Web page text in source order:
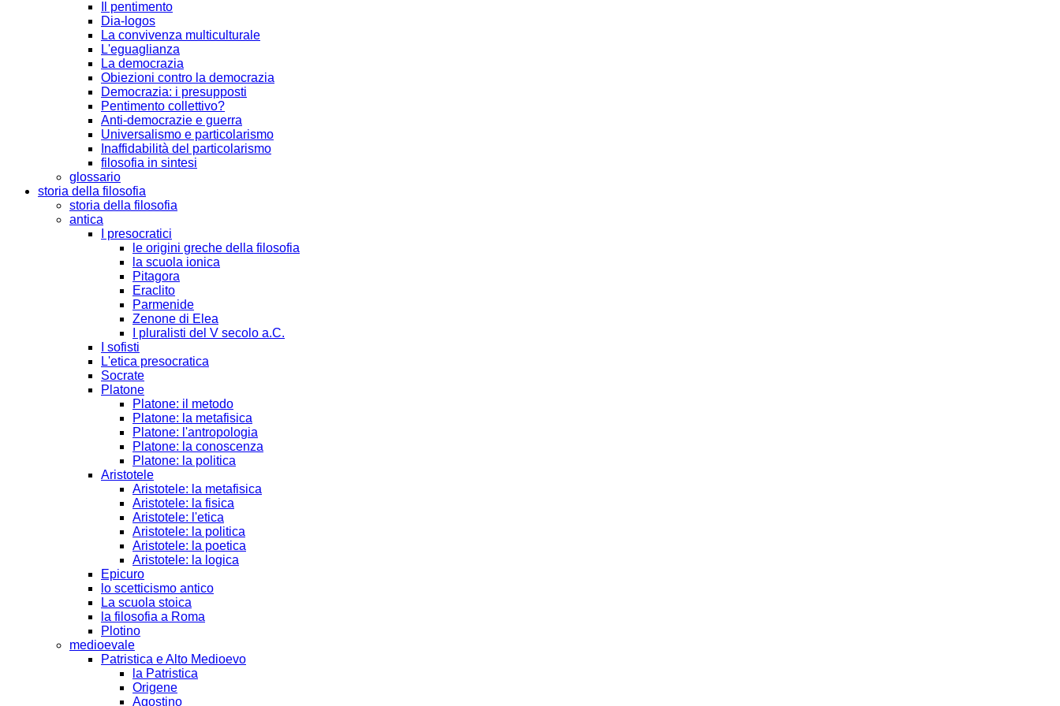
Il pentimento
Dia-logos
La convivenza multiculturale
L'eguaglianza
La democrazia
Obiezioni contro la democrazia
Democrazia: i presupposti
Pentimento collettivo?
Anti-democrazie e guerra
Universalismo e particolarismo
Inaffidabilità del particolarismo
filosofia in sintesi
glossario
storia della filosofia
storia della filosofia
antica
I presocratici
le origini greche della filosofia
la scuola ionica
Pitagora
Eraclito
Parmenide
Zenone di Elea
I pluralisti del V secolo a.C.
I sofisti
L'etica presocratica
Socrate
Platone
Platone: il metodo
Platone: la metafisica
Platone: l'antropologia
Platone: la conoscenza
Platone: la politica
Aristotele
Aristotele: la metafisica
Aristotele: la fisica
Aristotele: l'etica
Aristotele: la politica
Aristotele: la poetica
Aristotele: la logica
Epicuro
lo scetticismo antico
La scuola stoica
la filosofia a Roma
Plotino
medioevale
Patristica e Alto Medioevo
la Patristica
Origene
Agostino